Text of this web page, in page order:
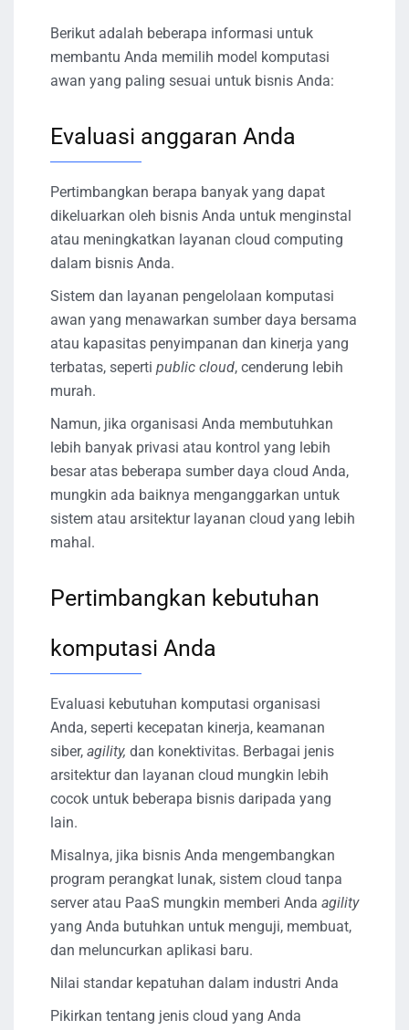
Berikut adalah beberapa informasi untuk
membantu Anda memilih model komputasi
awan yang paling sesuai untuk bisnis Anda:
Evaluasi anggaran Anda
Pertimbangkan berapa banyak yang dapat
dikeluarkan oleh bisnis Anda untuk menginstal
atau meningkatkan layanan cloud computing
dalam bisnis Anda.
Sistem dan layanan pengelolaan komputasi
awan yang menawarkan sumber daya bersama
atau kapasitas penyimpanan dan kinerja yang
terbatas, seperti public cloud, cenderung lebih
murah.
Namun, jika organisasi Anda membutuhkan
lebih banyak privasi atau kontrol yang lebih
besar atas beberapa sumber daya cloud Anda,
mungkin ada baiknya menganggarkan untuk
sistem atau arsitektur layanan cloud yang lebih
mahal.
Pertimbangkan kebutuhan
komputasi Anda
Evaluasi kebutuhan komputasi organisasi
Anda, seperti kecepatan kinerja, keamanan
siber, agility, dan konektivitas. Berbagai jenis
arsitektur dan layanan cloud mungkin lebih
cocok untuk beberapa bisnis daripada yang
lain.
Misalnya, jika bisnis Anda mengembangkan
program perangkat lunak, sistem cloud tanpa
server atau PaaS mungkin memberi Anda agility
yang Anda butuhkan untuk menguji, membuat,
dan meluncurkan aplikasi baru.
Nilai standar kepatuhan dalam industri Anda
Pikirkan tentang jenis cloud yang Anda